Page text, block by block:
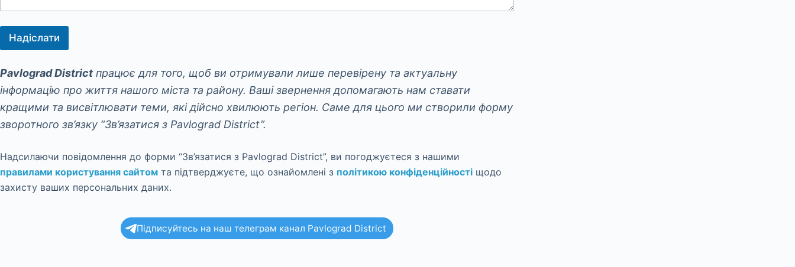
Надіслати
Pavlograd District працює для того, щоб ви отримували лише перевірену та актуальну
інформацію про життя нашого міста та району. Ваші звернення допомагають нам ставати
кращими та висвітлювати теми, які дійсно хвилюють регіон. Саме для цього ми створили форму
зворотного зв’язку “Зв’язатися з Pavlograd District”.
Надсилаючи повідомлення до форми “Зв’язатися з Pavlograd District”, ви погоджуєтеся з нашими
правилами користування сайтом та підтверджуєте, що ознайомлені з політикою конфіденційності щодо
захисту ваших персональних даних.
Підписуйтесь на наш телеграм канал Pavlograd District